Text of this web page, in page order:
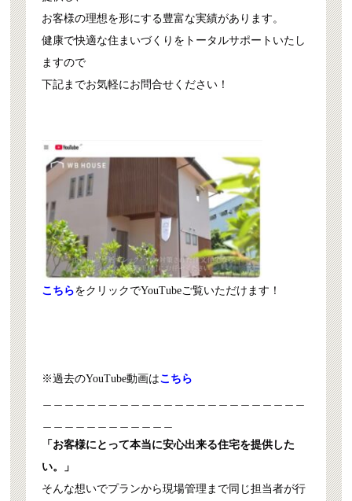
お客様の理想を形にする豊富な実績があります。
健康で快適な住まいづくりをトータルサポートいたし
ますので
下記までお気軽にお問合せください！
こちらをクリックでYouTubeご覧いただけます！
※過去のYouTube動画はこちら
「お客様にとって本当に安心出来る住宅を提供した
い。」
そんな想いでプランから現場管理まで同じ担当者が行